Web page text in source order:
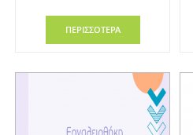
ΠΕΡΙΣΣΟΤΕΡΑ